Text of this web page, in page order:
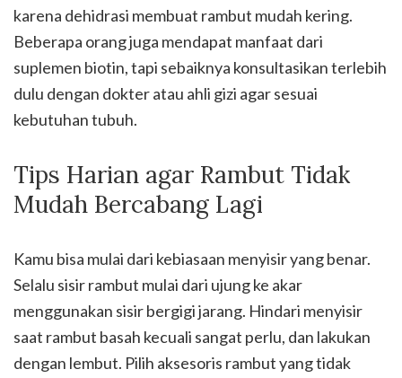
karena dehidrasi membuat rambut mudah kering.
Beberapa orang juga mendapat manfaat dari
suplemen biotin, tapi sebaiknya konsultasikan terlebih
dulu dengan dokter atau ahli gizi agar sesuai
kebutuhan tubuh.
Tips Harian agar Rambut Tidak
Mudah Bercabang Lagi
Kamu bisa mulai dari kebiasaan menyisir yang benar.
Selalu sisir rambut mulai dari ujung ke akar
menggunakan sisir bergigi jarang. Hindari menyisir
saat rambut basah kecuali sangat perlu, dan lakukan
dengan lembut. Pilih aksesoris rambut yang tidak